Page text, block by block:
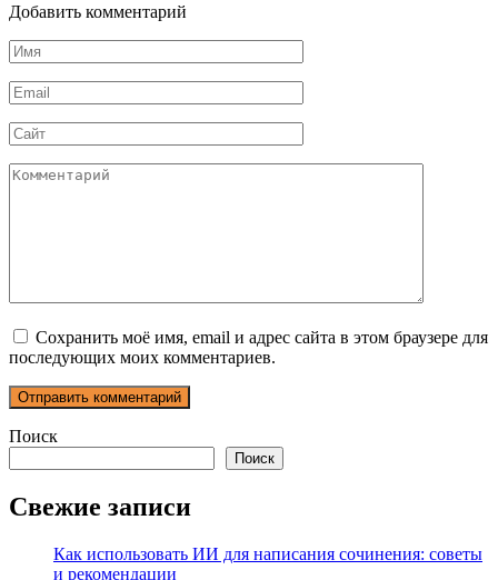
Добавить комментарий
Имя
*
Email
*
Сайт
Комментарий
Сохранить моё имя, email и адрес сайта в этом браузере для
последующих моих комментариев.
Поиск
Поиск
Свежие записи
Как использовать ИИ для написания сочинения: советы
и рекомендации